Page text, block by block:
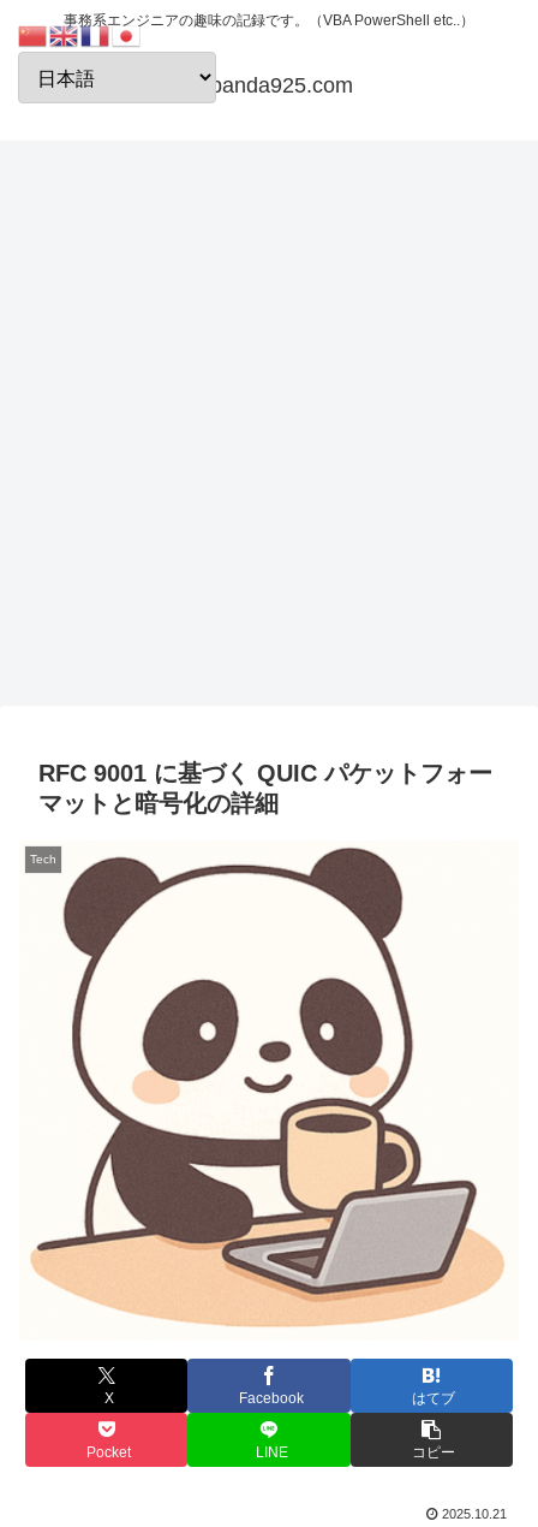
事務系エンジニアの趣味の記録です。（VBA PowerShell etc..）
papanda925.com
RFC 9001 に基づく QUIC パケットフォー
マットと暗号化の詳細
Tech
X Facebook はてブ
Pocket LINE コピー
2025.10.21